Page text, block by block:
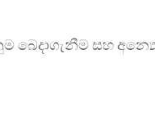
බෙදාගැනීම සහ